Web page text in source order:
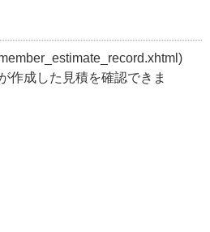
作成した見積を確認できま